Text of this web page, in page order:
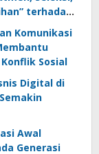
terhadap
Literature
Komunikasi
Sosial
Digital di
Awal
Generasi